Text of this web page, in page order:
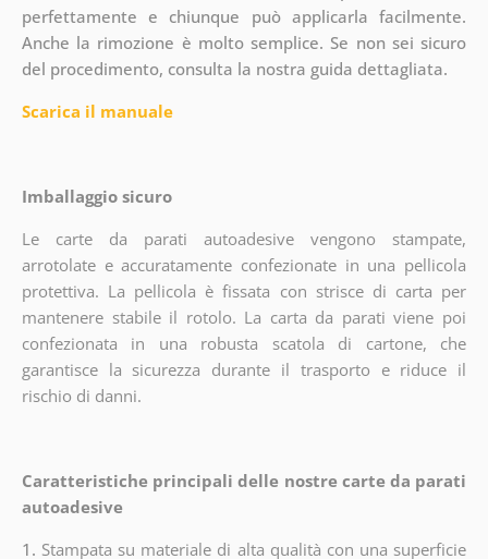
perfettamente e chiunque può applicarla facilmente.
Anche la rimozione è molto semplice. Se non sei sicuro
del procedimento, consulta la nostra guida dettagliata.
Scarica il manuale
Imballaggio sicuro
Le carte da parati autoadesive vengono stampate,
arrotolate e accuratamente confezionate in una pellicola
protettiva. La pellicola è fissata con strisce di carta per
mantenere stabile il rotolo. La carta da parati viene poi
confezionata in una robusta scatola di cartone, che
garantisce la sicurezza durante il trasporto e riduce il
rischio di danni.
Caratteristiche principali delle nostre carte da parati
autoadesive
1. Stampata su materiale di alta qualità con una superficie